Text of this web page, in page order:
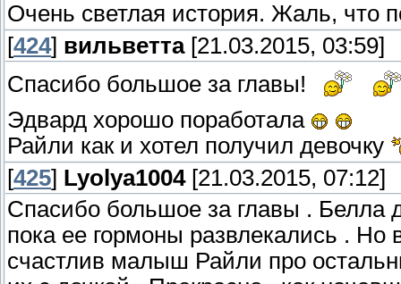
Очень светлая история. Жаль, что
[424] вильветта[21.03.2015, 03:59]
Спасибо большое за главы!
Эдвард хорошо поработала
Райли как и хотел получил девочку
[425] Lyolya1004[21.03.2015, 07:12]
Спасибо большое за главы . Белла
пока ее гормоны развлекались .
счастлив малыш Райли про